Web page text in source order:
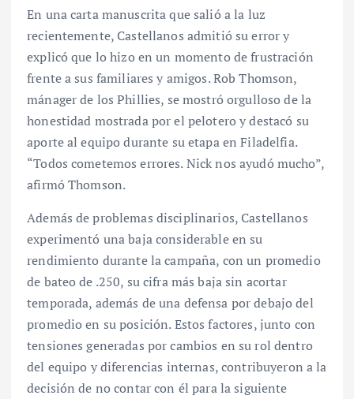
En una carta manuscrita que salió a la luz
recientemente, Castellanos admitió su error y
explicó que lo hizo en un momento de frustración
frente a sus familiares y amigos. Rob Thomson,
mánager de los Phillies, se mostró orgulloso de la
honestidad mostrada por el pelotero y destacó su
aporte al equipo durante su etapa en Filadelfia.
“Todos cometemos errores. Nick nos ayudó mucho”,
afirmó Thomson.
Además de problemas disciplinarios, Castellanos
experimentó una baja considerable en su
rendimiento durante la campaña, con un promedio
de bateo de .250, su cifra más baja sin acortar
temporada, además de una defensa por debajo del
promedio en su posición. Estos factores, junto con
tensiones generadas por cambios en su rol dentro
del equipo y diferencias internas, contribuyeron a la
decisión de no contar con él para la siguiente